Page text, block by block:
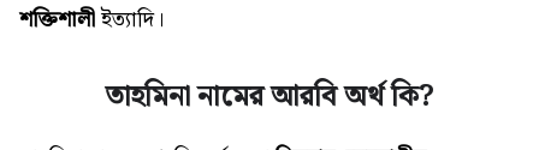
শক্তিশালীইত্যাদি।
তাহমিনা নামের আরবি অর্থ কি?